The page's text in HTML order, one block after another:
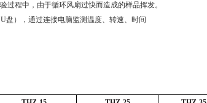
过程中，由于循环风扇过快而造成的样品挥发。
盘），通过连接电脑监测温度、转速、时间